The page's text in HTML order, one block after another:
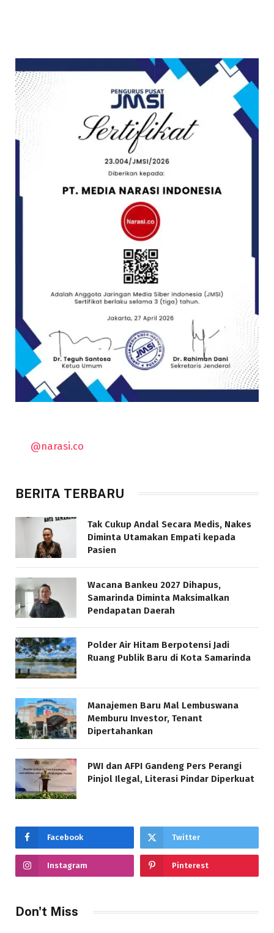
@narasi.co
BERITA TERBARU
Tak Cukup Andal Secara Medis, Nakes
Diminta Utamakan Empati kepada
Pasien
Wacana Bankeu 2027 Dihapus,
Samarinda Diminta Maksimalkan
Pendapatan Daerah
Polder Air Hitam Berpotensi Jadi
Ruang Publik Baru di Kota Samarinda
Manajemen Baru Mal Lembuswana
Memburu Investor, Tenant
Dipertahankan
PWI dan AFPI Gandeng Pers Perangi
Pinjol Ilegal, Literasi Pindar Diperkuat
Facebook Twitter
Instagram Pinterest
Don't Miss